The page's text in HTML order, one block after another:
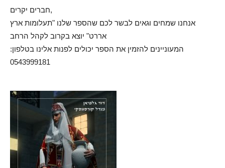
חברים יקרים,
אנחנו שמחים וגאים לבשר לכם שהספר שלנו "תעלומות ארץ
אררט" יוצא בקרוב לקהל הרחב
המעוניינים להזמין את הספר יכולים לפנות אלינו בטלפון:
0543999181